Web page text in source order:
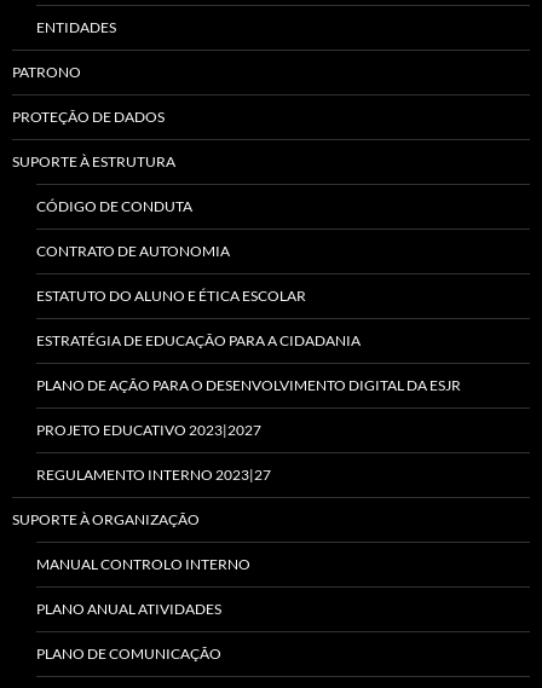
ENTIDADES
PATRONO
PROTEÇÃO DE DADOS
SUPORTE À ESTRUTURA
CÓDIGO DE CONDUTA
CONTRATO DE AUTONOMIA
ESTATUTO DO ALUNO E ÉTICA ESCOLAR
ESTRATÉGIA DE EDUCAÇÃO PARA A CIDADANIA
PLANO DE AÇÃO PARA O DESENVOLVIMENTO DIGITAL DA ESJR
PROJETO EDUCATIVO 2023|2027
REGULAMENTO INTERNO 2023|27
SUPORTE À ORGANIZAÇÃO
MANUAL CONTROLO INTERNO
PLANO ANUAL ATIVIDADES
PLANO DE COMUNICAÇÃO